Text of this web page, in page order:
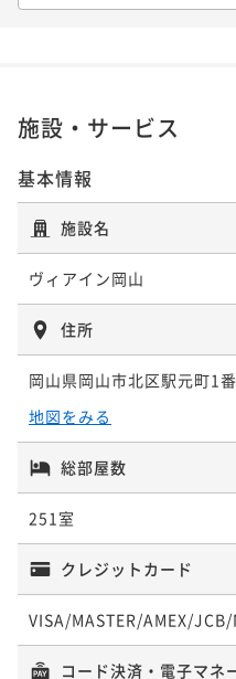
【ポイントUP】スタンダ
ポイントアップ
【ビュッフェ朝食付き】【
ポイントアップ
【ポイントUP】スタンダ
き
朝食付き
ポ
施設・サービス
基本情報
施設名
ヴィアイン岡山
住所
岡山県岡山市北区駅元町1
地図をみる
総部屋数
251室
クレジットカード
VISA/MASTER/AMEX/
コード決済・電子マネ